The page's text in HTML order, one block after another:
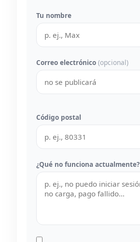
Tu nombre
Correo electrónico (opcional)
Código postal
¿Qué no funciona actualmente?